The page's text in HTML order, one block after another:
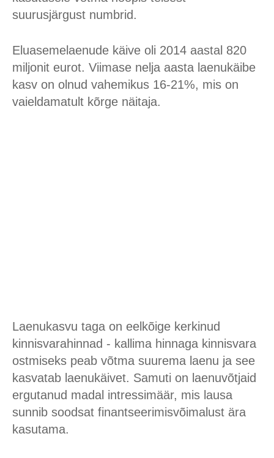
suurusjärgust numbrid.
Eluasemelaenude käive oli 2014 aastal 820
miljonit eurot. Viimase nelja aasta laenukäibe
kasv on olnud vahemikus 16-21%, mis on
vaieldamatult kõrge näitaja.
Laenukasvu taga on eelkõige kerkinud
kinnisvarahinnad - kallima hinnaga kinnisvara
ostmiseks peab võtma suurema laenu ja see
kasvatab laenukäivet. Samuti on laenuvõtjaid
ergutanud madal intressimäär, mis lausa
sunnib soodsat finantseerimisvõimalust ära
kasutama.